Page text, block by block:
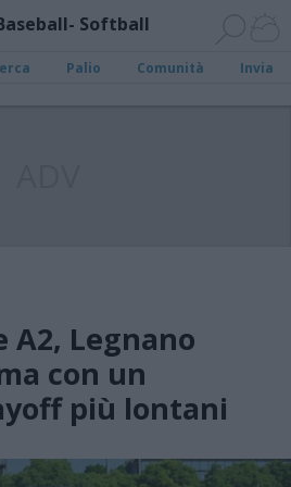
Softball
Palio Comunità Invia
A2, Legnano
con un
più lontani